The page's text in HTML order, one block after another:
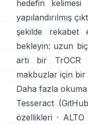
hedefin kelimesi
yapılandırılmış
şekilde rekabet
bekleyin: uzun
artı bir TrOCR
makbuzlar için bir
Daha fazla
Tesseract
özellikleri ·